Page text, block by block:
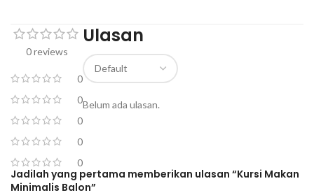
0 reviews
0
0
0
0
0
Ulasan
Belum ada ulasan.
Jadilah yang pertama memberikan ulasan “Kursi Makan
Minimalis Balon”